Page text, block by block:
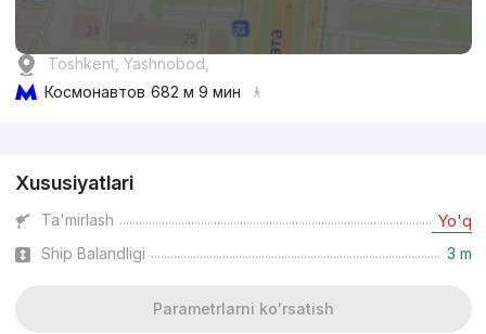
Toshkent, Yashnobod,
Космонавтов 682 м 9 мин
Xususiyatlari
Ta'mirlash Yo'q
Ship Balandligi 3 m
Parametrlarni ko'rsatish